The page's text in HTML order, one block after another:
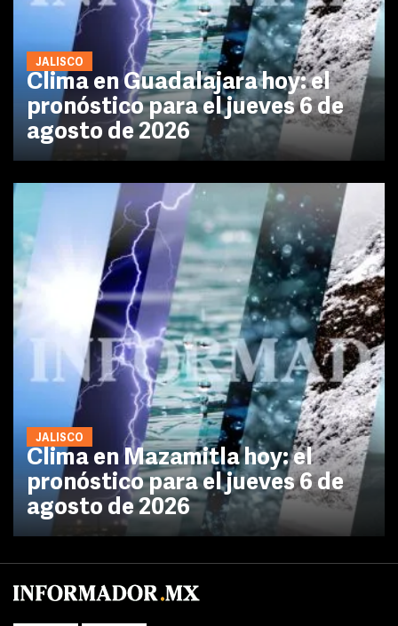
JALISCO
Clima en Guadalajara hoy: el
pronóstico para el jueves 6 de
agosto de 2026
JALISCO
Clima en Mazamitla hoy: el
pronóstico para el jueves 6 de
agosto de 2026